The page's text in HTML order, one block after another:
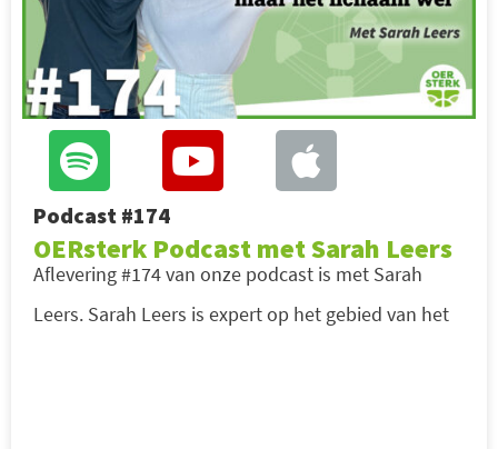
Podcast #174
OERsterk Podcast met Sarah Leers
Aflevering #174 van onze podcast is met Sarah
Leers. Sarah Leers is expert op het gebied van het